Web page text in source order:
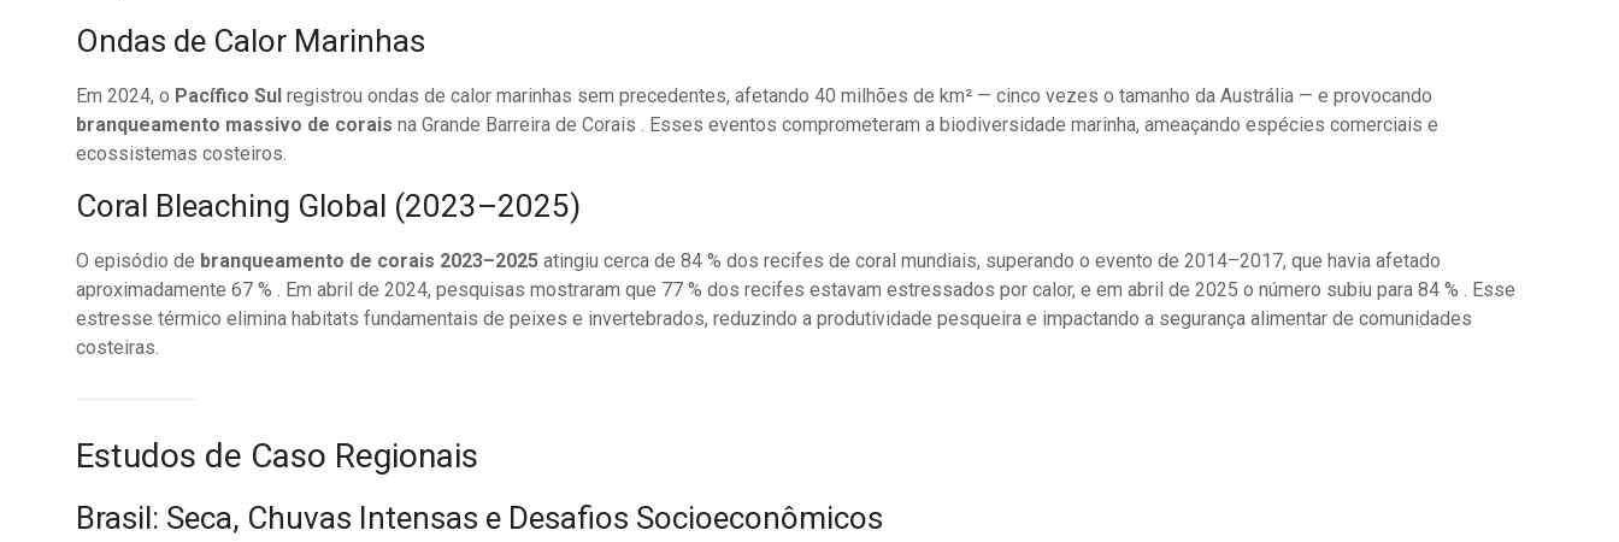
Ondas de Calor Marinhas
Em 2024, o Pacífico Sul registrou ondas de calor marinhas sem precedentes, afetando 40 milhões de km² — cinco vezes o tamanho da Austrália — e provocando
branqueamento massivo de corais na Grande Barreira de Corais . Esses eventos comprometeram a biodiversidade marinha, ameaçando espécies comerciais e
ecossistemas costeiros.
Coral Bleaching Global (2023–2025)
O episódio de branqueamento de corais 2023–2025 atingiu cerca de 84 % dos recifes de coral mundiais, superando o evento de 2014–2017, que havia afetado
aproximadamente 67 % . Em abril de 2024, pesquisas mostraram que 77 % dos recifes estavam estressados por calor, e em abril de 2025 o número subiu para 84 % . Esse
estresse térmico elimina habitats fundamentais de peixes e invertebrados, reduzindo a produtividade pesqueira e impactando a segurança alimentar de comunidades
costeiras.
Estudos de Caso Regionais
Brasil: Seca, Chuvas Intensas e Desafios Socioeconômicos